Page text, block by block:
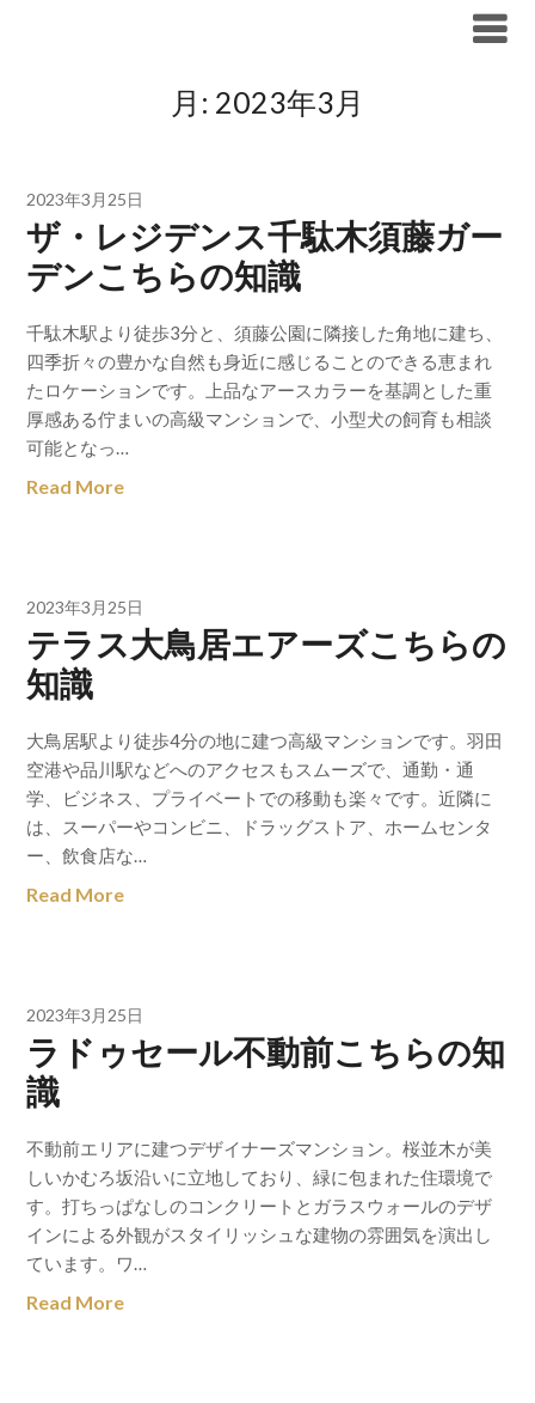
月: 2023年3月
2023年3月25日
ザ・レジデンス千駄木須藤ガー
デンこちらの知識
千駄木駅より徒歩3分と、須藤公園に隣接した角地に建ち、
四季折々の豊かな自然も身近に感じることのできる恵まれ
たロケーションです。上品なアースカラーを基調とした重
厚感ある佇まいの高級マンションで、小型犬の飼育も相談
可能となっ…
Read More
2023年3月25日
テラス大鳥居エアーズこちらの
知識
大鳥居駅より徒歩4分の地に建つ高級マンションです。羽田
空港や品川駅などへのアクセスもスムーズで、通勤・通
学、ビジネス、プライベートでの移動も楽々です。近隣に
は、スーパーやコンビニ、ドラッグストア、ホームセンタ
ー、飲食店な…
Read More
2023年3月25日
ラドゥセール不動前こちらの知
識
不動前エリアに建つデザイナーズマンション。桜並木が美
しいかむろ坂沿いに立地しており、緑に包まれた住環境で
す。打ちっぱなしのコンクリートとガラスウォールのデザ
インによる外観がスタイリッシュな建物の雰囲気を演出し
ています。ワ…
Read More